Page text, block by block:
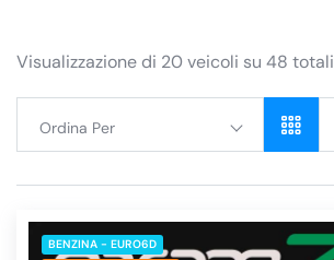
Visualizzazione di 20 veicoli su 48 totali
Ordina Per
BENZINA - EURO6D